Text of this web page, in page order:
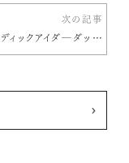
次の記事
アイスランディックアイダ―ダックダウン